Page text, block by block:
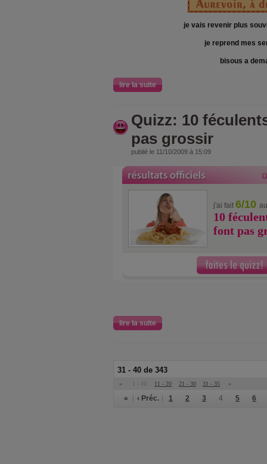
je vais revenir plus
je reprend mes
bisous a
lire la suite
Quizz: 10
pas grossir
publié le 11/10/2009 à 15:09
j'ai fait 6/10
10
font pas
lire la suite
31 - 40 de 343
« 1 - 10 11 - 20 21 - 30 31 - 35 »
« ‹ Préc. 1 2 3 4 5 6